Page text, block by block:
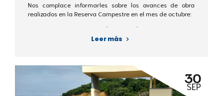
Nos complace informarles sobre los avances de obra
realizados en la Reserva Campestre en el mes de octubre:
- Vía principal
- Canales
Leer más
30
SEP